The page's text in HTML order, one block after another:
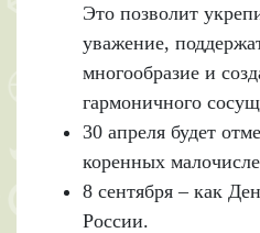
Это позволит
уважение,
многообразие и
гармоничного
30 апреля будет
коренных
8 сентября – как
России.